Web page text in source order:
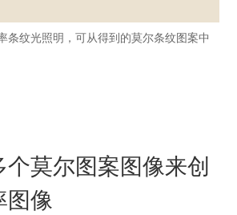
条纹光照明，可从得到的莫尔条纹图案中
莫尔图案图像来创
图像